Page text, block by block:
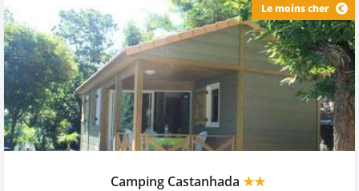
Le moins cher
Camping Castanhada ★★